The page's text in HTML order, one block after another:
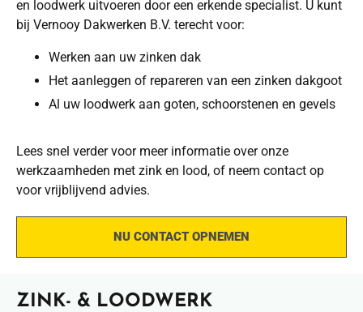
en loodwerk uitvoeren door een erkende specialist. U kunt
bij Vernooy Dakwerken B.V. terecht voor:
Werken aan uw zinken dak
Het aanleggen of repareren van een zinken dakgoot
Al uw loodwerk aan goten, schoorstenen en gevels
Lees snel verder voor meer informatie over onze
werkzaamheden met zink en lood, of neem contact op
voor vrijblijvend advies.
NU CONTACT OPNEMEN
ZINK- & LOODWERK